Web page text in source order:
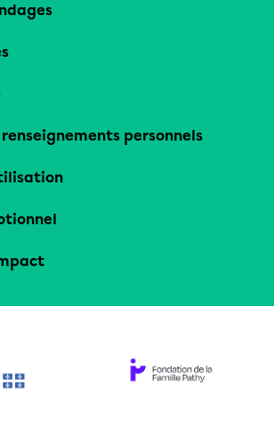
personnels